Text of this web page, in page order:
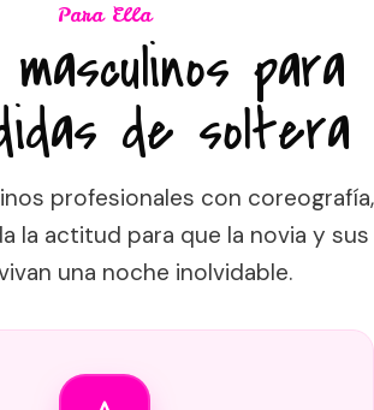
Para Ella
para
de soltera
profesionales con coreografía,
la actitud para que la novia y sus
una noche inolvidable.